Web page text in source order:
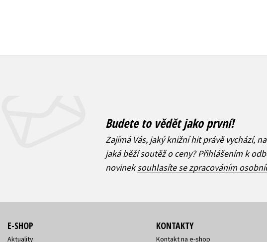
Budete to vědět jako první!
Zajímá Vás, jaký knižní hit právě vychází,
jaká běží soutěž o ceny? Přihlášením k
novineksouhlasíte se zpracováním
E-SHOP
Aktuality
KONTAKTY
Kontakt na e-shop